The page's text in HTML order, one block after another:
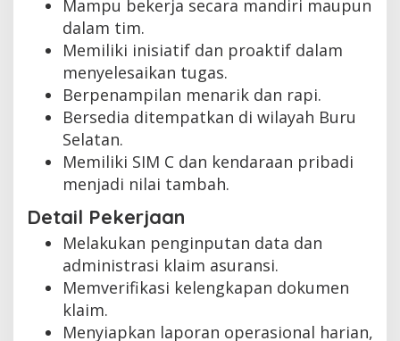
Mampu bekerja secara mandiri maupun
dalam tim.
Memiliki inisiatif dan proaktif dalam
menyelesaikan tugas.
Berpenampilan menarik dan rapi.
Bersedia ditempatkan di wilayah Buru
Selatan.
Memiliki SIM C dan kendaraan pribadi
menjadi nilai tambah.
Detail Pekerjaan
Melakukan penginputan data dan
administrasi klaim asuransi.
Memverifikasi kelengkapan dokumen
klaim.
Menyiapkan laporan operasional harian,